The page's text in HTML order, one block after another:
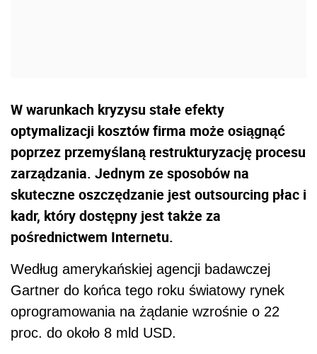
W warunkach kryzysu stałe efekty
optymalizacji kosztów firma może osiągnąć
poprzez przemyślaną restrukturyzację procesu
zarządzania. Jednym ze sposobów na
skuteczne oszczędzanie jest outsourcing płac i
kadr, który dostępny jest także za
pośrednictwem Internetu.
Według amerykańskiej agencji badawczej
Gartner do końca tego roku światowy rynek
oprogramowania na żądanie wzrośnie o 22
proc. do około 8 mld USD.